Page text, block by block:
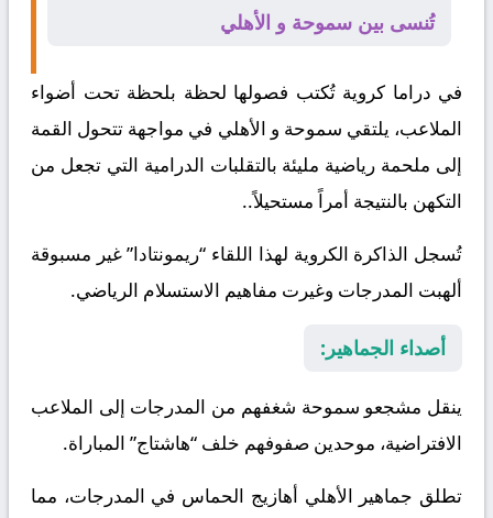
تُنسى بين سموحة و الأهلي
في دراما كروية تُكتب فصولها لحظة بلحظة تحت أضواء
الملاعب، يلتقي سموحة و الأهلي في مواجهة تتحول القمة
إلى ملحمة رياضية مليئة بالتقلبات الدرامية التي تجعل من
التكهن بالنتيجة أمراً مستحيلاً..
تُسجل الذاكرة الكروية لهذا اللقاء “ريمونتادا” غير مسبوقة
ألهبت المدرجات وغيرت مفاهيم الاستسلام الرياضي.
أصداء الجماهير:
ينقل مشجعو سموحة شغفهم من المدرجات إلى الملاعب
الافتراضية، موحدين صفوفهم خلف “هاشتاج” المباراة.
تطلق جماهير الأهلي أهازيج الحماس في المدرجات، مما